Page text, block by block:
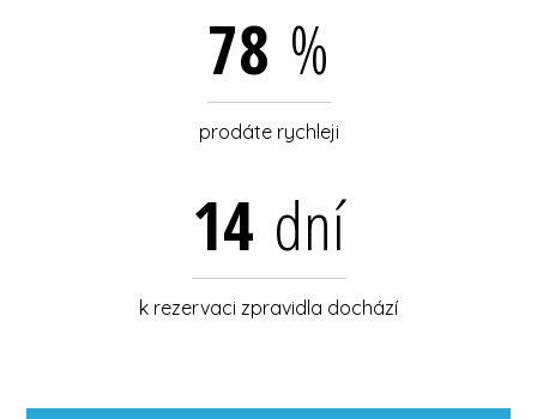
78 %
prodáte rychleji
14 dní
k rezervaci zpravidla dochází